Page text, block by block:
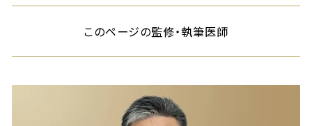
このページの監修・執筆医師